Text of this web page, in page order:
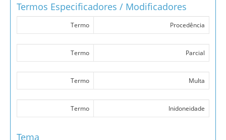
Termos Especificadores / Modificadores
Termo Procedência
Termo Parcial
Termo Multa
Termo Inidoneidade
Tema